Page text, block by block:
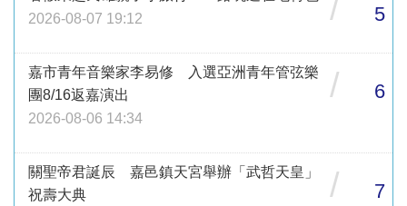
2026-08-07 19:12
/ 5
嘉市青年音樂家李易修 入選亞洲青年管弦樂
團8/16返嘉演出
2026-08-06 14:34
/ 6
關聖帝君誕辰 嘉邑鎮天宮舉辦「武哲天皇」
祝壽大典
/ 7